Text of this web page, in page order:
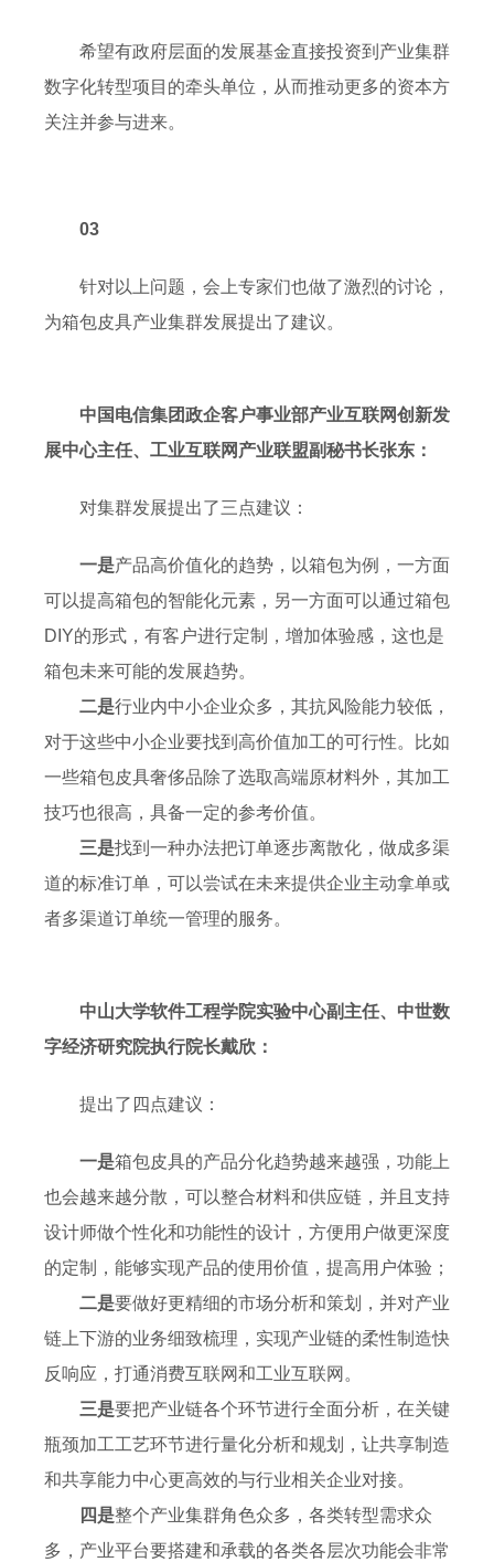
希望有政府层面的发展基金直接投资到产业集群
数字化转型项目的牵头单位，从而推动更多的资本方
关注并参与进来。
03
针对以上问题，会上专家们也做了激烈的讨论，
为箱包皮具产业集群发展提出了建议。
中国电信集团政企客户事业部产业互联网创新发
展中心主任、工业互联网产业联盟副秘书长张东：
对集群发展提出了三点建议：
一是产品高价值化的趋势，以箱包为例，一方面
可以提高箱包的智能化元素，另一方面可以通过箱包
DIY的形式，有客户进行定制，增加体验感，这也是
箱包未来可能的发展趋势。
二是行业内中小企业众多，其抗风险能力较低，
对于这些中小企业要找到高价值加工的可行性。比如
一些箱包皮具奢侈品除了选取高端原材料外，其加工
技巧也很高，具备一定的参考价值。
三是找到一种办法把订单逐步离散化，做成多渠
道的标准订单，可以尝试在未来提供企业主动拿单或
者多渠道订单统一管理的服务。
中山大学软件工程学院实验中心副主任、中世数
字经济研究院执行院长戴欣：
提出了四点建议：
一是箱包皮具的产品分化趋势越来越强，功能上
也会越来越分散，可以整合材料和供应链，并且支持
设计师做个性化和功能性的设计，方便用户做更深度
的定制，能够实现产品的使用价值，提高用户体验；
二是要做好更精细的市场分析和策划，并对产业
链上下游的业务细致梳理，实现产业链的柔性制造快
反响应，打通消费互联网和工业互联网。
三是要把产业链各个环节进行全面分析，在关键
瓶颈加工工艺环节进行量化分析和规划，让共享制造
和共享能力中心更高效的与行业相关企业对接。
四是整个产业集群角色众多，各类转型需求众
多，产业平台要搭建和承载的各类各层次功能会非常